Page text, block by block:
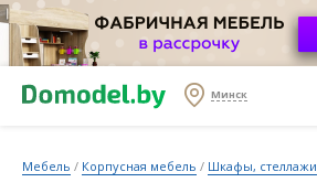
Минск
Мебель / Корпусная мебель / Шкафы, стеллажи